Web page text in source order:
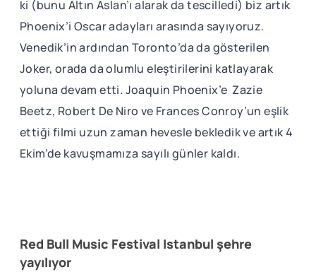
ki (bunu Altın Aslan’ı alarak da tescilledi) biz artık
Phoenix’i Oscar adayları arasında sayıyoruz.
Venedik’in ardından Toronto’da da gösterilen
Joker, orada da olumlu eleştirilerini katlayarak
yoluna devam etti. Joaquin Phoenix’e Zazie
Beetz, Robert De Niro ve Frances Conroy’un eşlik
ettiği filmi uzun zaman hevesle bekledik ve artık 4
Ekim’de kavuşmamıza sayılı günler kaldı.
Red Bull Music Festival Istanbul şehre
yayılıyor